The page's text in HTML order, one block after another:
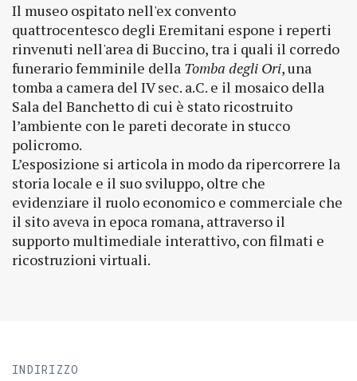
Il museo ospitato nell'ex convento
quattrocentesco degli Eremitani espone i reperti
rinvenuti nell'area di Buccino, tra i quali il corredo
funerario femminile della Tomba degli Ori, una
tomba a camera del IV sec. a.C. e il mosaico della
Sala del Banchetto di cui è stato ricostruito
l’ambiente con le pareti decorate in stucco
policromo.
L’esposizione si articola in modo da ripercorrere la
storia locale e il suo sviluppo, oltre che
evidenziare il ruolo economico e commerciale che
il sito aveva in epoca romana, attraverso il
supporto multimediale interattivo, con filmati e
ricostruzioni virtuali.
INDIRIZZO